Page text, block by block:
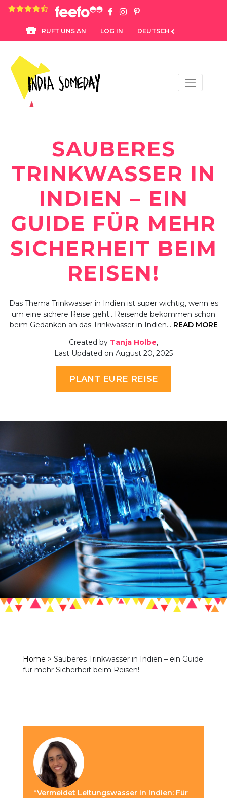
4.8 rating based on 1,234 ratings
RUFT UNS AN LOG IN DEUTSCH
SAUBERES
TRINKWASSER IN
INDIEN – EIN
GUIDE FÜR MEHR
SICHERHEIT BEIM
REISEN!
Das Thema Trinkwasser in Indien ist super wichtig, wenn es
um eine sichere Reise geht.. Reisende bekommen schon
beim Gedanken an das Trinkwasser in Indien… READ MORE
Created by Tanja Holbe,
Last Updated on August 20, 2025
PLANT EURE REISE
Home > Sauberes Trinkwasser in Indien – ein Guide
für mehr Sicherheit beim Reisen!
“Vermeidet Leitungswasser in Indien: Für